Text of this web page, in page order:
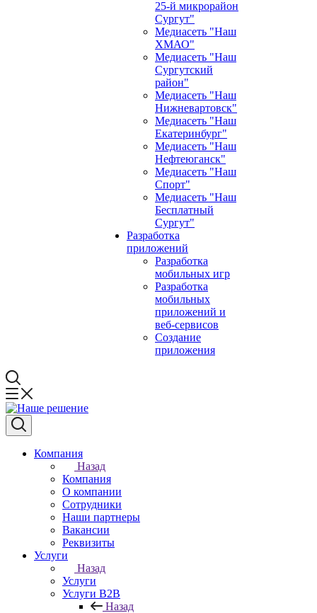
25-й микрорайон
Сургут"
Медиасеть "Наш
ХМАО"
Медиасеть "Наш
Сургутский
район"
Медиасеть "Наш
Нижневартовск"
Медиасеть "Наш
Екатеринбург"
Медиасеть "Наш
Нефтеюганск"
Медиасеть "Наш
Спорт"
Медиасеть "Наш
Бесплатный
Сургут"
Разработка
приложений
Разработка
мобильных игр
Разработка
мобильных
приложений и
веб-сервисов
Создание
приложения
Компания
Назад
Компания
О компании
Сотрудники
Наши партнеры
Вакансии
Реквизиты
Услуги
Назад
Услуги
Услуги B2B
Назад